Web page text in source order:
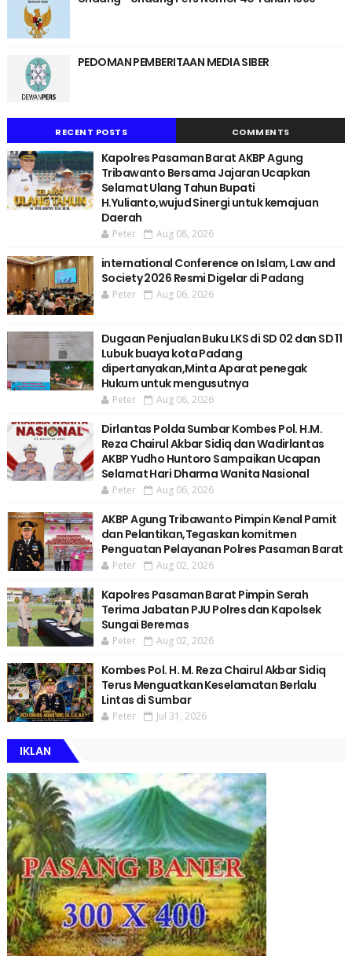
PEDOMAN PEMBERITAAN MEDIA SIBER
RECENT POSTS COMMENTS
Kapolres Pasaman Barat AKBP Agung
Tribawanto Bersama Jajaran Ucapkan
Selamat Ulang Tahun Bupati
H.Yulianto,wujud Sinergi untuk kemajuan
Daerah
Peter Aug 08, 2026
international Conference on Islam, Law and
Society 2026 Resmi Digelar di Padang
Peter Aug 06, 2026
Dugaan Penjualan Buku LKS di SD 02 dan SD 11
Lubuk buaya kota Padang
dipertanyakan,Minta Aparat penegak
Hukum untuk mengusutnya
Peter Aug 06, 2026
Dirlantas Polda Sumbar Kombes Pol. H.M.
Reza Chairul Akbar Sidiq dan Wadirlantas
AKBP Yudho Huntoro Sampaikan Ucapan
Selamat Hari Dharma Wanita Nasional
Peter Aug 06, 2026
AKBP Agung Tribawanto Pimpin Kenal Pamit
dan Pelantikan,Tegaskan komitmen
Penguatan Pelayanan Polres Pasaman Barat
Peter Aug 02, 2026
Kapolres Pasaman Barat Pimpin Serah
Terima Jabatan PJU Polres dan Kapolsek
Sungai Beremas
Peter Aug 02, 2026
Kombes Pol. H. M. Reza Chairul Akbar Sidiq
Terus Menguatkan Keselamatan Berlalu
Lintas di Sumbar
Peter Jul 31, 2026
IKLAN